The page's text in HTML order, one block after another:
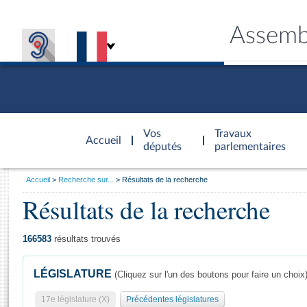
Accueil
d'accueil
Vos
députés
Travaux
parlementaires
Général
Vous
Accueil Recherche sur... Résultats de la recherche
Résultats de la recherche
166583 résultats trouvés
LÉGISLATURE (Cliquez sur l'un des boutons pour faire un choix)
17e législature (X) Précédentes législatures